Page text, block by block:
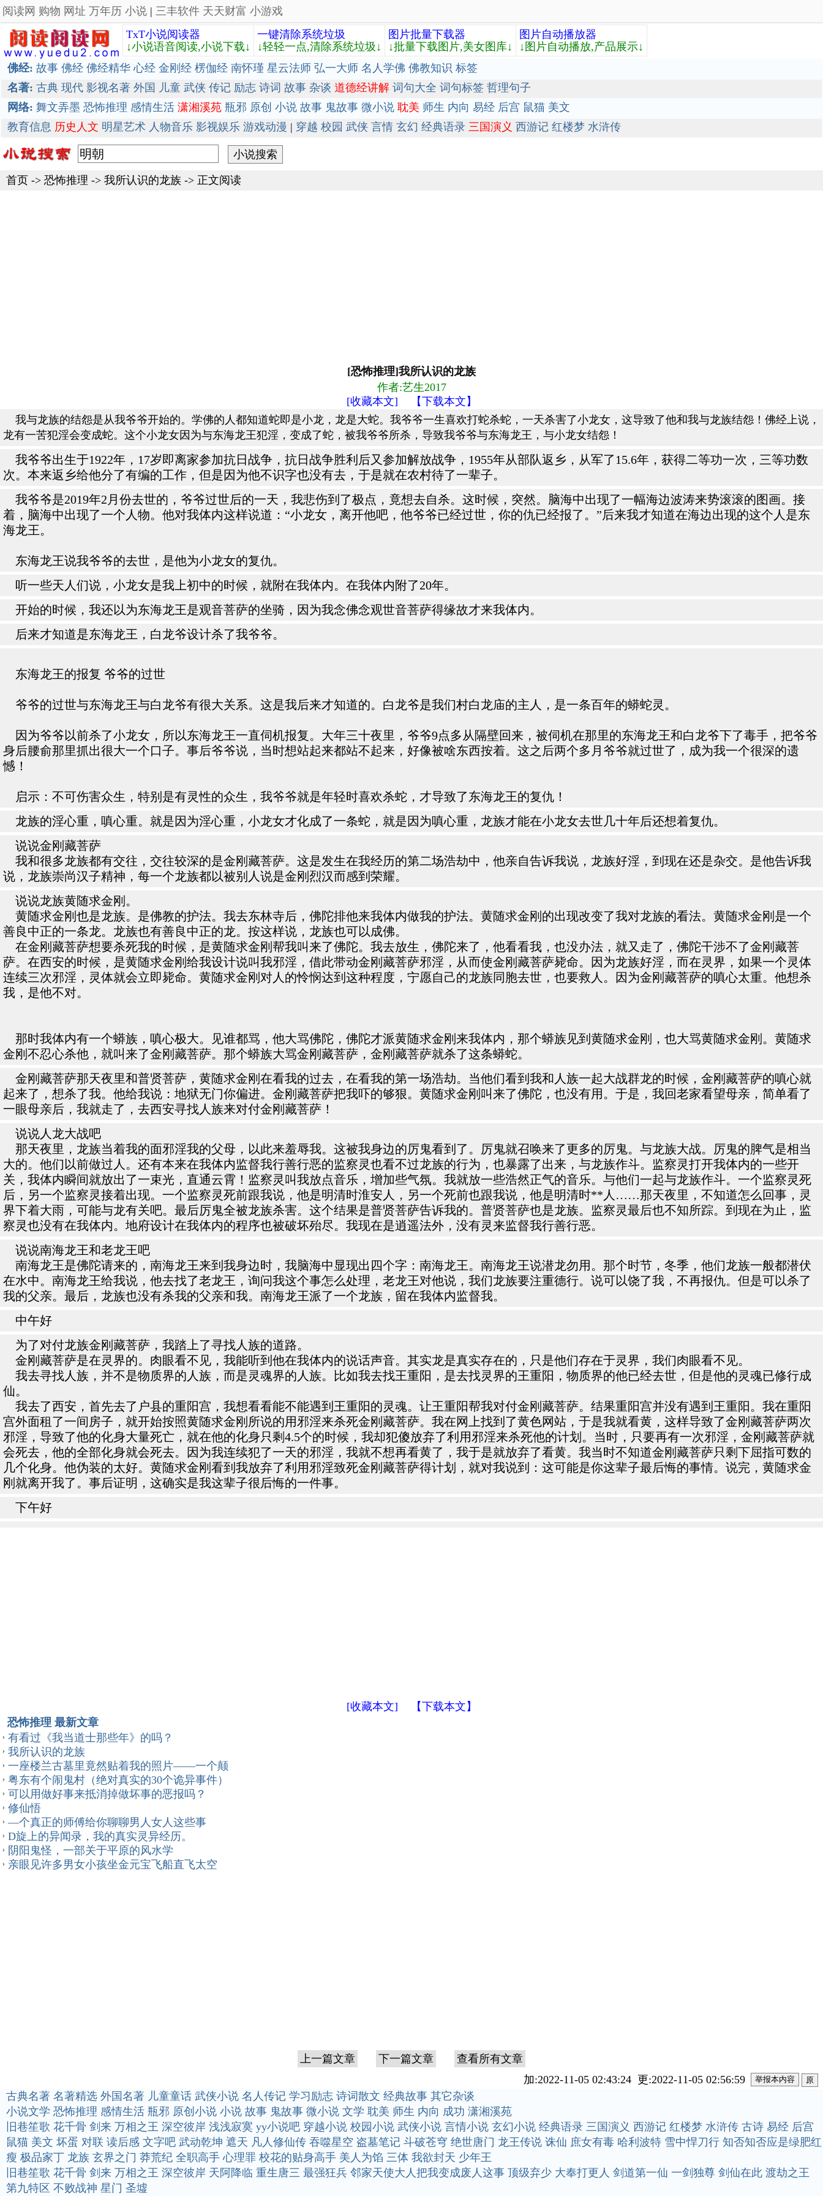
阅读网 购物 网址 万年历 小说 | 三丰软件 天天财富 小游戏
TxT小说阅读器
↓小说语音阅读,小说下载↓
一键清除系统垃圾
↓轻轻一点,清除系统垃圾↓
图片批量下载器
↓批量下载图片,美女图库↓
图片自动播放器
↓图片自动播放,产品展示↓
佛经: 故事 佛经 佛经精华 心经 金刚经 楞伽经 南怀瑾 星云法师 弘一大师 名人学佛 佛教知识 标签
名著: 古典 现代 影视名著 外国 儿童 武侠 传记 励志 诗词 故事 杂谈 道德经讲解 词句大全 词句标签 哲理句子
网络: 舞文弄墨 恐怖推理 感情生活 潇湘溪苑 瓶邪 原创 小说 故事 鬼故事 微小说 耽美 师生 内向 易经 后宫 鼠猫 美文
教育信息 历史人文 明星艺术 人物音乐 影视娱乐 游戏动漫 | 穿越 校园 武侠 言情 玄幻 经典语录 三国演义 西游记 红楼梦 水浒传
首页 -> 恐怖推理 -> 我所认识的龙族 -> 正文阅读
[恐怖推理]我所认识的龙族
作者:艺生2017
[收藏本文]
【下载本文】
我与龙族的结怨是从我爷爷开始的。学佛的人都知道蛇即是小龙，龙是大蛇。我爷爷一生喜欢打蛇杀蛇，一天杀害了小龙女，这导致了他和我与龙族结怨！佛经上说，
龙有一苦犯淫会变成蛇。这个小龙女因为与东海龙王犯淫，变成了蛇，被我爷爷所杀，导致我爷爷与东海龙王，与小龙女结怨！
我爷爷出生于1922年，17岁即离家参加抗日战争，抗日战争胜利后又参加解放战争，1955年从部队返乡，从军了15.6年，获得二等功一次，三等功数
次。本来返乡给他分了有编的工作，但是因为他不识字也没有去，于是就在农村待了一辈子。
我爷爷是2019年2月份去世的，爷爷过世后的一天，我悲伤到了极点，竟想去自杀。这时候，突然。脑海中出现了一幅海边波涛来势滚滚的图画。接
着，脑海中出现了一个人物。他对我体内这样说道：“小龙女，离开他吧，他爷爷已经过世，你的仇已经报了。”后来我才知道在海边出现的这个人是东
海龙王。
东海龙王说我爷爷的去世，是他为小龙女的复仇。
听一些天人们说，小龙女是我上初中的时候，就附在我体内。在我体内附了20年。
开始的时候，我还以为东海龙王是观音菩萨的坐骑，因为我念佛念观世音菩萨得缘故才来我体内。
后来才知道是东海龙王，白龙爷设计杀了我爷爷。
东海龙王的报复 爷爷的过世
爷爷的过世与东海龙王与白龙爷有很大关系。这是我后来才知道的。白龙爷是我们村白龙庙的主人，是一条百年的蟒蛇灵。
因为爷爷以前杀了小龙女，所以东海龙王一直伺机报复。大年三十夜里，爷爷9点多从隔壁回来，被伺机在那里的东海龙王和白龙爷下了毒手，把爷爷
身后腰俞那里抓出很大一个口子。事后爷爷说，当时想站起来都站不起来，好像被啥东西按着。这之后两个多月爷爷就过世了，成为我一个很深的遗
憾！
启示：不可伤害众生，特别是有灵性的众生，我爷爷就是年轻时喜欢杀蛇，才导致了东海龙王的复仇！
龙族的淫心重，嗔心重。就是因为淫心重，小龙女才化成了一条蛇，就是因为嗔心重，龙族才能在小龙女去世几十年后还想着复仇。
说说金刚藏菩萨
我和很多龙族都有交往，交往较深的是金刚藏菩萨。这是发生在我经历的第二场浩劫中，他亲自告诉我说，龙族好淫，到现在还是杂交。是他告诉我
说，龙族崇尚汉子精神，每一个龙族都以被别人说是金刚烈汉而感到荣耀。
说说龙族黄随求金刚。
黄随求金刚也是龙族。是佛教的护法。我去东林寺后，佛陀排他来我体内做我的护法。黄随求金刚的出现改变了我对龙族的看法。黄随求金刚是一个
善良中正的一条龙。龙族也有善良中正的龙。按这样说，龙族也可以成佛。
在金刚藏菩萨想要杀死我的时候，是黄随求金刚帮我叫来了佛陀。我去放生，佛陀来了，他看看我，也没办法，就又走了，佛陀干涉不了金刚藏菩
萨。在西安的时候，是黄随求金刚给我设计说叫我邪淫，借此带动金刚藏菩萨邪淫，从而使金刚藏菩萨毙命。因为龙族好淫，而在灵界，如果一个灵体
连续三次邪淫，灵体就会立即毙命。黄随求金刚对人的怜悯达到这种程度，宁愿自己的龙族同胞去世，也要救人。因为金刚藏菩萨的嗔心太重。他想杀
我，是他不对。
那时我体内有一个蟒族，嗔心极大。见谁都骂，他大骂佛陀，佛陀才派黄随求金刚来我体内，那个蟒族见到黄随求金刚，也大骂黄随求金刚。黄随求
金刚不忍心杀他，就叫来了金刚藏菩萨。那个蟒族大骂金刚藏菩萨，金刚藏菩萨就杀了这条蟒蛇。
金刚藏菩萨那天夜里和普贤菩萨，黄随求金刚在看我的过去，在看我的第一场浩劫。当他们看到我和人族一起大战群龙的时候，金刚藏菩萨的嗔心就
起来了，想杀了我。他给我说：地狱无门你偏进。金刚藏菩萨把我吓的够狠。黄随求金刚叫来了佛陀，也没有用。于是，我回老家看望母亲，简单看了
一眼母亲后，我就走了，去西安寻找人族来对付金刚藏菩萨！
说说人龙大战吧
那天夜里，龙族当着我的面邪淫我的父母，以此来羞辱我。这被我身边的厉鬼看到了。厉鬼就召唤来了更多的厉鬼。与龙族大战。厉鬼的脾气是相当
大的。他们以前做过人。还有本来在我体内监督我行善行恶的监察灵也看不过龙族的行为，也暴露了出来，与龙族作斗。监察灵打开我体内的一些开
关，我体内瞬间就放出了一束光，直通云霄！监察灵叫我放点音乐，增加些气氛。我就放一些浩然正气的音乐。与他们一起与龙族作斗。一个监察灵死
后，另一个监察灵接着出现。一个监察灵死前跟我说，他是明清时淮安人，另一个死前也跟我说，他是明清时**人……那天夜里，不知道怎么回事，灵
界下着大雨，可能与龙有关吧。最后厉鬼全被龙族杀害。这个结果是普贤菩萨告诉我的。普贤菩萨也是龙族。监察灵最后也不知所踪。到现在为止，监
察灵也没有在我体内。地府设计在我体内的程序也被破坏殆尽。我现在是逍遥法外，没有灵来监督我行善行恶。
说说南海龙王和老龙王吧
南海龙王是佛陀请来的，南海龙王来到我身边时，我脑海中显现出四个字：南海龙王。南海龙王说潜龙勿用。那个时节，冬季，他们龙族一般都潜伏
在水中。南海龙王给我说，他去找了老龙王，询问我这个事怎么处理，老龙王对他说，我们龙族要注重德行。说可以饶了我，不再报仇。但是可以杀了
我的父亲。最后，龙族也没有杀我的父亲和我。南海龙王派了一个龙族，留在我体内监督我。
中午好
为了对付龙族金刚藏菩萨，我踏上了寻找人族的道路。
金刚藏菩萨是在灵界的。肉眼看不见，我能听到他在我体内的说话声音。其实龙是真实存在的，只是他们存在于灵界，我们肉眼看不见。
我去寻找人族，并不是物质界的人族，而是灵魂界的人族。比如我去找王重阳，是去找灵界的王重阳，物质界的他已经去世，但是他的灵魂已修行成
仙。
我去了西安，首先去了户县的重阳宫，我想看看能不能遇到王重阳的灵魂。让王重阳帮我对付金刚藏菩萨。结果重阳宫并没有遇到王重阳。我在重阳
宫外面租了一间房子，就开始按照黄随求金刚所说的用邪淫来杀死金刚藏菩萨。我在网上找到了黄色网站，于是我就看黄，这样导致了金刚藏菩萨两次
邪淫，导致了他的化身大量死亡，就在他的化身只剩4.5个的时候，我却犯傻放弃了利用邪淫来杀死他的计划。当时，只要再有一次邪淫，金刚藏菩萨就
会死去，他的全部化身就会死去。因为我连续犯了一天的邪淫，我就不想再看黄了，我于是就放弃了看黄。我当时不知道金刚藏菩萨只剩下屈指可数的
几个化身。他伪装的太好。黄随求金刚看到我放弃了利用邪淫致死金刚藏菩萨得计划，就对我说到：这可能是你这辈子最后悔的事情。说完，黄随求金
刚就离开我了。事后证明，这确实是我这辈子很后悔的一件事。
下午好
[收藏本文]
【下载本文】
恐怖推理 最新文章
有看过《我当道士那些年》的吗？
我所认识的龙族
一座楼兰古墓里竟然贴着我的照片——一个颠
粤东有个闹鬼村（绝对真实的30个诡异事件）
可以用做好事来抵消掉做坏事的恶报吗？
修仙悟
—个真正的师傅给你聊聊男人女人这些事
D旋上的异闻录，我的真实灵异经历。
阴阳鬼怪，一部关于平原的风水学
亲眼见许多男女小孩坐金元宝飞船直飞太空
上一篇文章 下一篇文章
查看所有文章
加:2022-11-05 02:43:24 更:2022-11-05 02:56:59
原
古典名著 名著精选 外国名著 儿童童话 武侠小说 名人传记 学习励志 诗词散文 经典故事 其它杂谈
小说文学 恐怖推理 感情生活 瓶邪 原创小说 小说 故事 鬼故事 微小说 文学 耽美 师生 内向 成功 潇湘溪苑
旧巷笙歌 花千骨 剑来 万相之王 深空彼岸 浅浅寂寞 yy小说吧 穿越小说 校园小说 武侠小说 言情小说 玄幻小说 经典语录 三国演义 西游记 红楼梦 水浒传 古诗 易经 后宫
鼠猫 美文 坏蛋 对联 读后感 文字吧 武动乾坤 遮天 凡人修仙传 吞噬星空 盗墓笔记 斗破苍穹 绝世唐门 龙王传说 诛仙 庶女有毒 哈利波特 雪中悍刀行 知否知否应是绿肥红
瘦 极品家丁 龙族 玄界之门 莽荒纪 全职高手 心理罪 校花的贴身高手 美人为馅 三体 我欲封天 少年王
旧巷笙歌 花千骨 剑来 万相之王 深空彼岸 天阿降临 重生唐三 最强狂兵 邻家天使大人把我变成废人这事 顶级弃少 大奉打更人 剑道第一仙 一剑独尊 剑仙在此 渡劫之王
第九特区 不败战神 星门 圣墟